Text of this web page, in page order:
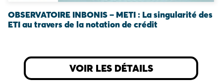
OBSERVATOIRE INBONIS – METI : La singularité des
ETI au travers de la notation de crédit
VOIR LES DÉTAILS